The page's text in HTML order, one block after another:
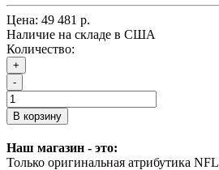
Цена: 49 481 р.
Наличие на складе в США
Количество:
+
-
В корзину
Наш магазин - это:
Только оригинальная атрибутика NFL